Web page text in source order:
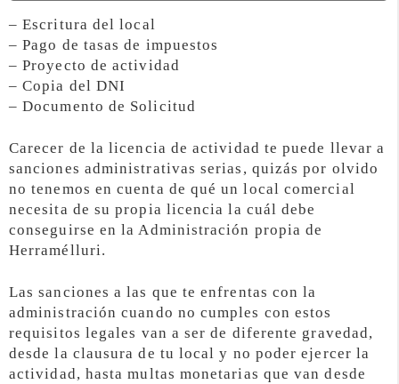
– Escritura del local
– Pago de tasas de impuestos
– Proyecto de actividad
– Copia del DNI
– Documento de Solicitud
Carecer de la licencia de actividad te puede llevar a
sanciones administrativas serias, quizás por olvido
no tenemos en cuenta de qué un local comercial
necesita de su propia licencia la cuál debe
conseguirse en la Administración propia de
Herramélluri.
Las sanciones a las que te enfrentas con la
administración cuando no cumples con estos
requisitos legales van a ser de diferente gravedad,
desde la clausura de tu local y no poder ejercer la
actividad, hasta multas monetarias que van desde